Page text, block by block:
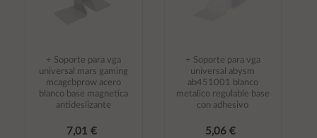
÷ Soporte para vga
universal mars gaming
mcagcbprow acero
blanco base magnetica
antideslizante
7,01 €
÷ Soporte para vga
universal abysm
ab451001 blanco
metalico regulable base
con adhesivo
5,06 €